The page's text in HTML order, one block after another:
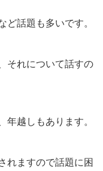
ど話題も多いです。
それについて話すの
年越しもあります。
れますので話題に困